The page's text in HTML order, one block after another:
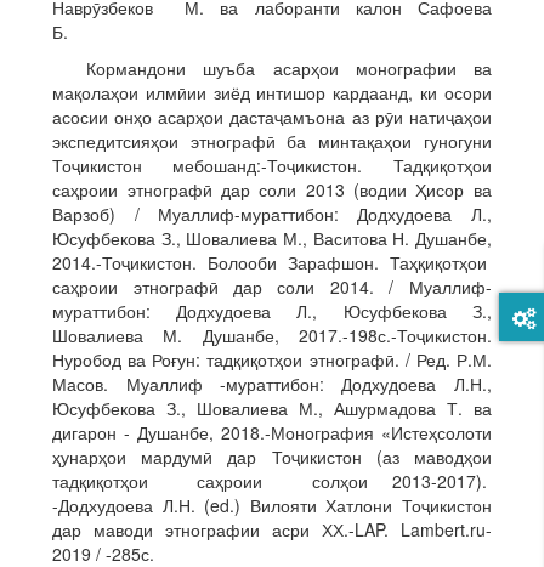
Наврӯзбеков М. ва лаборанти калон Сафоева
Б.
Кормандони шуъба асарҳои монографии ва
мақолаҳои илмӣии зиёд интишор кардаанд, ки осори
асосии онҳо асарҳои дастаҷамъона аз рӯи натиҷаҳои
экспедитсияҳои этнографӣ ба минтақаҳои гуногуни
Тоҷикистон мебошанд:-Тоҷикистон. Тадқиқотҳои
саҳроии этнографӣ дар соли 2013 (водии Ҳисор ва
Варзоб) / Муаллиф-мураттибон: Додхудоева Л.,
Юсуфбекова З., Шовалиева М., Васитова Н. Душанбе,
2014.-Тоҷикистон. Болооби Зарафшон. Таҳқиқотҳои
саҳроии этнографӣ дар соли 2014. / Муаллиф-
мураттибон: Додхудоева Л., Юсуфбекова З.,
Шовалиева М. Душанбе, 2017.-198с.-Тоҷикистон.
Нуробод ва Роғун: тадқиқотҳои этнографӣ. / Ред. Р.М.
Масов. Муаллиф -мураттибон: Додхудоева Л.Н.,
Юсуфбекова З., Шовалиева М., Ашурмадова Т. ва
дигарон - Душанбе, 2018.-Монография «Истеҳсолоти
ҳунарҳои мардумӣ дар Тоҷикистон (аз маводҳои
тадқиқотҳои саҳроии солҳои 2013-2017).
-Додхудоева Л.Н. (ed.) Вилояти Хатлони Тоҷикистон
дар маводи этнографии асри ХХ.-LAP. Lambert.ru-
2019 / -285с.